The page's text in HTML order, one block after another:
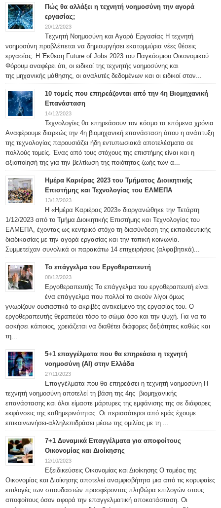
Πώς θα αλλάξει η τεχνητή νοημοσύνη την αγορά
εργασίας;
20/12/2023
Tεχνητή Νοημοσύνη και Αγορά Εργασίας Η τεχνητή
νοημοσύνη προβλέπεται να δημιουργήσει εκατομμύρια νέες θέσεις
εργασίας. Η Έκθεση Future of Jobs 2023 του Παγκόσμιου Οικονομικού
Φόρουμ αναφέρει ότι, οι ειδικοί της τεχνητής νοημοσύνης και
της μηχανικής μάθησης, οι αναλυτές δεδομένων και οι ειδικοί στον...
10 τομείς που επηρεάζονται από την 4η Βιομηχανική
Επανάσταση
14/12/2023
Τεχνολογίες θα επηρεάσουν τον κόσμο τα επόμενα χρόνια
Αναφέρουμε διαρκώς την 4η βιομηχανική επανάσταση όπου η ανάπτυξη
της τεχνολογίας παρουσιάζει ήδη εντυπωσιακά αποτελέσματα σε
πολλούς τομείς. Ένας από τους στόχους της επιστήμης είναι και η
αξιοποίησή της για την βελτίωση της ποιότητας ζωής των α...
Ημέρα Καριέρας 2023 του Τμήματος Διοικητικής
Επιστήμης και Τεχνολογίας του ΕΛΜΕΠΑ
13/12/2023
Η «Ημέρα Καριέρας 2023» διοργανώθηκε την Τετάρτη
1/12/2023 από το Τμήμα Διοικητικής Επιστήμης και Τεχνολογίας του
ΕΛΜΕΠΑ, έχοντας ως κεντρικό στόχο τη διασύνδεση της εκπαιδευτικής
διαδικασίας με την αγορά εργασίας και την τοπική κοινωνία.
Συμμετείχαν συνολικά οι παρακάτω 14 επιχειρήσεις (αλφαβητικά)...
Το επάγγελμα του Εργοθεραπευτή
08/12/2023
Εργοθεραπευτής Το επάγγελμα του εργοθεραπευτή είναι
ένα επάγγελμα που πολλοί το ακούν λίγοι όμως
γνωρίζουν ουσιαστικά το ακριβές αντικείμενο της εργασίας του. Ο
εργοθεραπευτής θεραπεύει τόσο το σώμα όσο και την ψυχή. Για να το
ασκήσει κάποιος, χρειάζεται να διαθέτει διάφορες δεξιότητες καθώς και
τη...
5+1 επαγγέλματα που θα επηρεάσει η τεχνητή
νοημοσύνη (ΑΙ) στην Ελλάδα
27/11/2023
Επαγγέλματα που θα επηρεάσει η τεχνητή νοημοσύνη Η
τεχνητή νοημοσύνη αποτελεί τη βάση της 4ης βιομηχανικής
επανάστασης και όλοι είμαστε μάρτυρες της εμφάνισης της σε διάφορες
εκφάνσεις της καθημερινότητας. Οι περισσότεροι από εμάς έχουμε
επικοινωνήσει-αλληλεπιδράσει μέσω της ομιλίας με τη ...
7+1 Δυναμικά Επαγγέλματα για αποφοίτους
Οικονομίας και Διοίκησης
12/10/2023
Εξειδικεύσεις Οικονομίας και Διοίκησης Ο τομέας της
Οικονομίας και Διοίκησης αποτελεί αναμφισβήτητα μια από τις κορυφαίες
επιλογές των σπουδαστών προσφέροντας πληθώρα επιλογών στους
αποφοίτους όσον αφορά την επαγγελματική αποκατάσταση. Οι